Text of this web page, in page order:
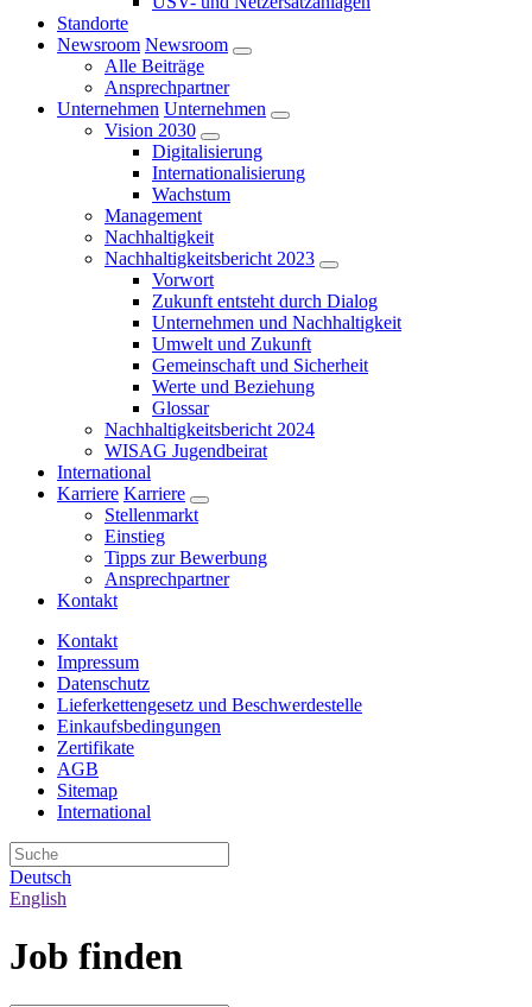
Standorte
Newsroom Newsroom
Alle Beiträge
Ansprechpartner
Unternehmen Unternehmen
Vision 2030
Digitalisierung
Internationalisierung
Wachstum
Management
Nachhaltigkeit
Nachhaltigkeitsbericht 2023
Vorwort
Zukunft entsteht durch Dialog
Unternehmen und Nachhaltigkeit
Umwelt und Zukunft
Gemeinschaft und Sicherheit
Werte und Beziehung
Glossar
Nachhaltigkeitsbericht 2024
WISAG Jugendbeirat
International
Karriere Karriere
Stellenmarkt
Einstieg
Tipps zur Bewerbung
Ansprechpartner
Kontakt
Kontakt
Impressum
Datenschutz
Lieferkettengesetz und Beschwerdestelle
Einkaufsbedingungen
Zertifikate
AGB
Sitemap
International
Deutsch
English
Job finden